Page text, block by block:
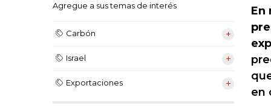
Agregue a sus temas de interés
Carbón
Israel
Exportaciones
En
en